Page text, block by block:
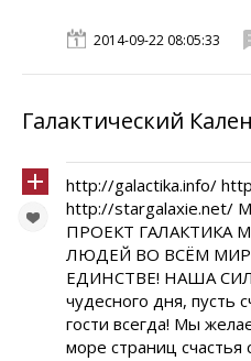
2014-09-22 08:05:33
Галактический
http://galactika.info/
http://
ПРОЕКТ ГАЛАКТИКА
ЛЮДЕЙ ВО ВСЁМ
ЕДИНСТВЕ! НАША
чудесного дня, пусть
гости всегда! Мы
море страниц счастья